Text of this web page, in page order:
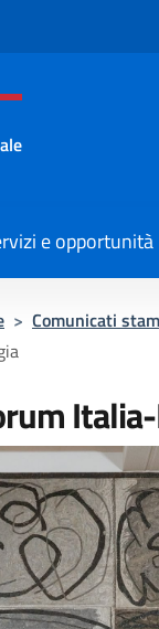
e opportunità
> Comunicati